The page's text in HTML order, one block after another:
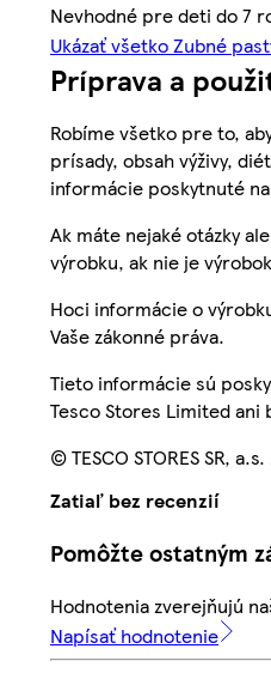
Nevhodné pre deti do 7
Ukázať všetko Zubné
Príprava a
Robíme všetko pre to,
prísady, obsah výživy,
informácie poskytnuté
Ak máte nejaké otázky
výrobku, ak nie je
Hoci informácie o
Vaše zákonné práva.
Tieto informácie sú
Tesco Stores Limited
© TESCO STORES SR,
Zatiaľ bez recenzií
Pomôžte ostatným
Hodnotenia zverejňujú
Napísať hodnotenie